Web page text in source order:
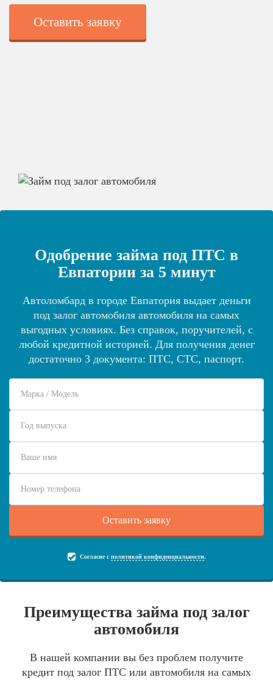
Оставить заявку
Одобрение займа под ПТС в
Евпатории за 5 минут
Автоломбард в городе Евпатория выдает деньги
под залог автомобиля автомобиля на самых
выгодных условиях. Без справок, поручителей, с
любой кредитной историей. Для получения денег
достаточно 3 документа: ПТС, СТС, паспорт.
Согласие с политикой конфиденциальности.
Преимущества займа под залог
автомобиля
В нашей компании вы без проблем получите
кредит под залог ПТС или автомобиля на самых